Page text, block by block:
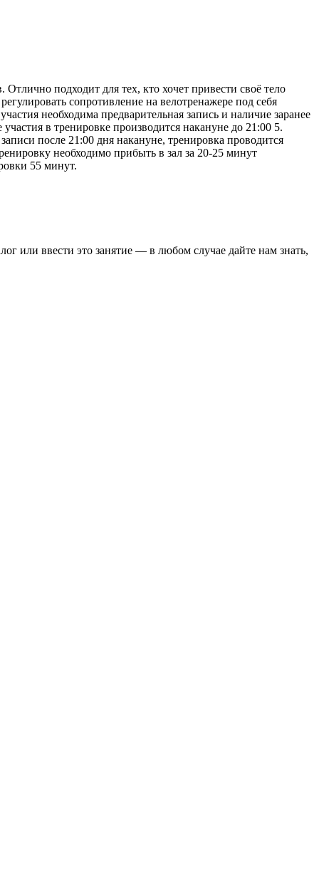
подходит для тех, кто хочет привести своё тело
сопротивление на велотренажере под себя
необходима предварительная запись и наличие заранее
в тренировке производится накануне до 21:00 5.
после 21:00 дня накануне, тренировка проводится
необходимо прибыть в зал за 20-25 минут
55 минут.
или ввести это занятие — в любом случае дайте нам знать,
фитнеса как аэройога. Аэройога, известная также
петлевидного гамака. Йога в гамаках представляет собой
Подвешенное на потолке полотно гамака, позволяет
и тех, задействовать которые сложнее всего. Кроме того,
организма. Это комбинирование тяжелой